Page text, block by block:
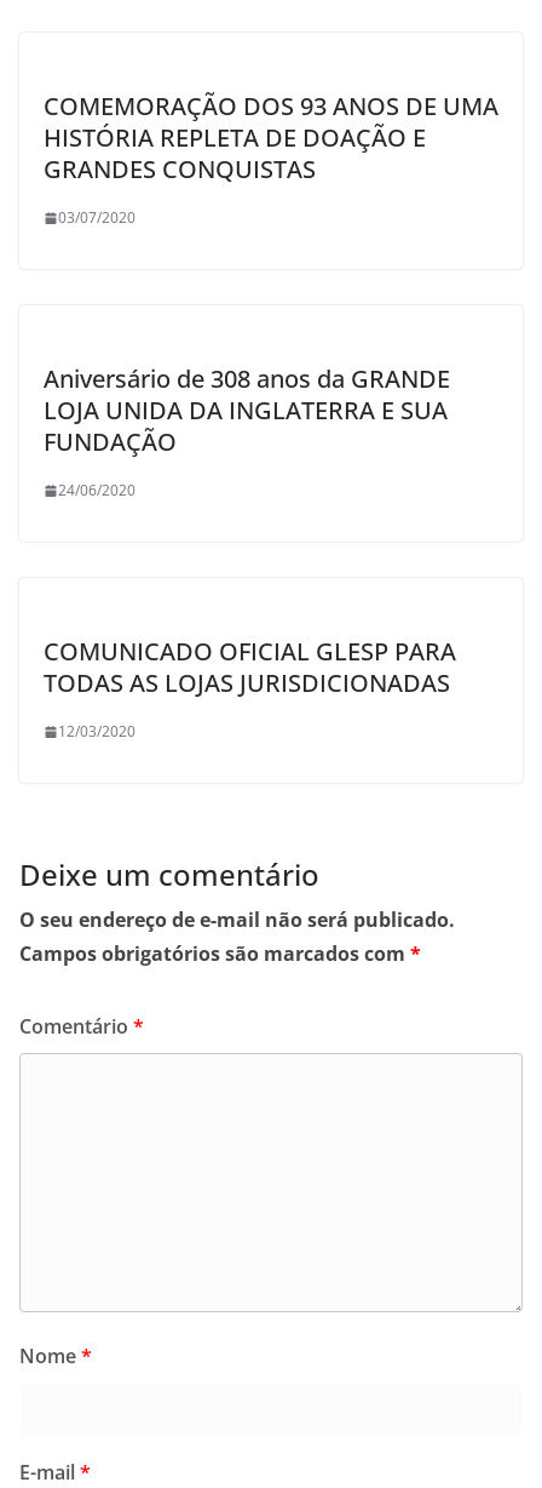
COMEMORAÇÃO DOS 93 ANOS DE UMA
HISTÓRIA REPLETA DE DOAÇÃO E
GRANDES CONQUISTAS
03/07/2020
Aniversário de 308 anos da GRANDE
LOJA UNIDA DA INGLATERRA E SUA
FUNDAÇÃO
24/06/2020
COMUNICADO OFICIAL GLESP PARA
TODAS AS LOJAS JURISDICIONADAS
12/03/2020
Deixe um comentário
O seu endereço de e-mail não será publicado.
Campos obrigatórios são marcados com *
Comentário *
Nome*
E-mail*